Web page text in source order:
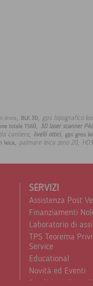
drone, BLK 3D, gps topografico
totale TS60, 3D laser scanner
cantiere, livelli ottici, gps gnss
leica, palmare leica zeno 20,
SERVIZI
Assistenza Post
Finanziamenti
Laboratorio di
TPS Teorema
Service
Educational
Novità ed Eventi
Condizioni di